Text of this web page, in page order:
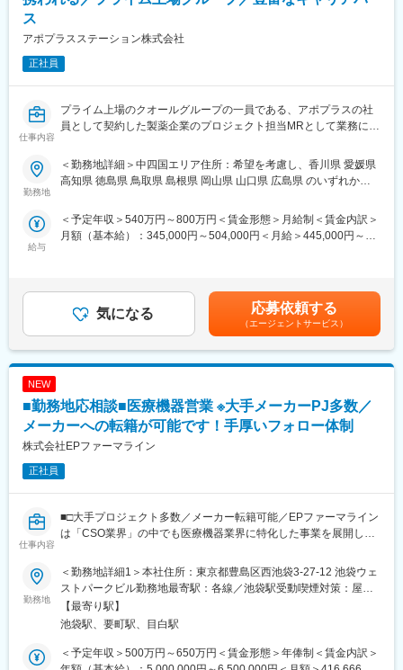
社員が多いのも特徴です。
（２）豊富なキャリアップの機会があります： MRとして専門性
を磨き、管理職を目指していただく方も多くございますし、社内
部への異動も可能です。
※病院の経営コンサル、医薬品メーカーのマーケティング支援、人
（３）手厚い研修体制でスキルアップができます：製品研修、ス
キル研修、学術研修と、国内最大手だからこそ仕事に必要な知識
やスキルをしっかりと身に付けられる研修制度があります。MRと
的にヘルスケアのプロフェッショナル人材を育成する研修制度を
整備しています。
プロモーションに携わり、市場を流通するほぼすべての医薬品に
関与しています
・日本においても業界トップシェアを誇り、常時100以上のPJが
稼働しています
変更の範囲：会社の定める業務
ス
アポプラスステーション株式会社
正社員
仕事内容
プライム上場のクオールグループの一員である、アポプラスの社
員として契約した製薬企業のプロジェクト担当MRとして業務に従
メーカーなどプロジェクトは多岐に渡りますので、今までの経験
を活かせる環境が整っています。
■営業スタイル：担当エリアの医療機関（開業医、病院）を訪問し
用情報を収集を行っていただきます。
・新薬のプロモーション
※プロジェクトマネージャー、スーパーバイザー(SV)より、日々の
活動についてフォローを受けられる環境です。全国にSVを配置
し、素早くフォローができる体制をとっています。
■キャリアパス：コントラクトMRとしての働き方以外にも、スキ
ルアップを図りプロジェクトマネージャー等のマネジメント業
どのキャリアパスもございます。
(1)充実した教育体制：
・製品研修（約2週間～2ヶ月、プロジェクトによる）：入社オリ
エンテーション後に配属先プロジェクトの製薬メーカーにて製品
研修を受けていただきます。
ムがございます。まず、G（ジェネラル）MRとして基礎を身に着
けていただき、専門領域を磨いていただいたりビジネスコースに
スーパーバイザーが日々の活動をフォローします。定期的な連絡
や面談のほか、必要に応じて素早くバックアップに入るなど、MR
として結果を出せるように万全のサポート体制を整えています。
(3)豊富なプロジェクト数、50社を超える多数の取引メーカー：同
験を活かしていただくことが可能です。20代～60代までの幅広い
勤務地
＜勤務地詳細＞中四国エリア住所：希望を考慮し、香川県 愛媛県
高知県 徳島県 鳥取県 島根県 岡山県 山口県 広島県 のいずれかに
定める事業所（リモートワーク含む）
給与
＜予定年収＞540万円～800万円＜賃金形態＞月給制＜賃金内訳＞
月額（基本給）：345,000円～504,000円＜月給＞445,000円～
す。※その他の手当は「待遇・福利厚生」欄をご参照ください。昇
給：年1回★頑張りに応じて年収UP★赴任先の評価次第で大幅に
年収をUPできます。（年2回業績給改定）賃金はあくまでも目安
の金額であり、選考を通じて上下する可能性があります。月給(月
額)は固定手当を含めた表記です。
気になる 応募依頼する
（エージェントサービス）
NEW
■勤務地応相談■医療機器営業 ※大手メーカーPJ多数／
メーカーへの転籍が可能です！手厚いフォロー体制
株式会社EPファーマライン
正社員
仕事内容
■□大手プロジェクト多数／メーカー転籍可能／EPファーマライン
は「CSO業界」の中でも医療機器業界に特化した事業を展開して
■募集概要：
EPファーマラインは「CSO業界」の中でも医療機器業界に特化し
た事業を展開している、国内でも数少ない大手企業です！現在医
療業界での営業経験をお持ちの方を対象に、医療機器の営業担当
を募集しております。
当社では大手メーカーの案件を数多く保有しており、カテーテ
勤務地
＜勤務地詳細1＞本社住所：東京都豊島区西池袋3-27-12 池袋ウェ
ストパークビル勤務地最寄駅：各線／池袋駅受動喫煙対策：屋内
全面禁煙＜勤務地詳細2＞全国勤務(希望勤務地考慮)住所：全国に
営業所がございます。配属先は入社後に確定します。希望勤務地
より異なります。）変更の範囲：会社の定める事業所
【最寄り駅】
池袋駅、要町駅、目白駅
＜予定年収＞500万円～650万円＜賃金形態＞年俸制＜賃金内訳＞